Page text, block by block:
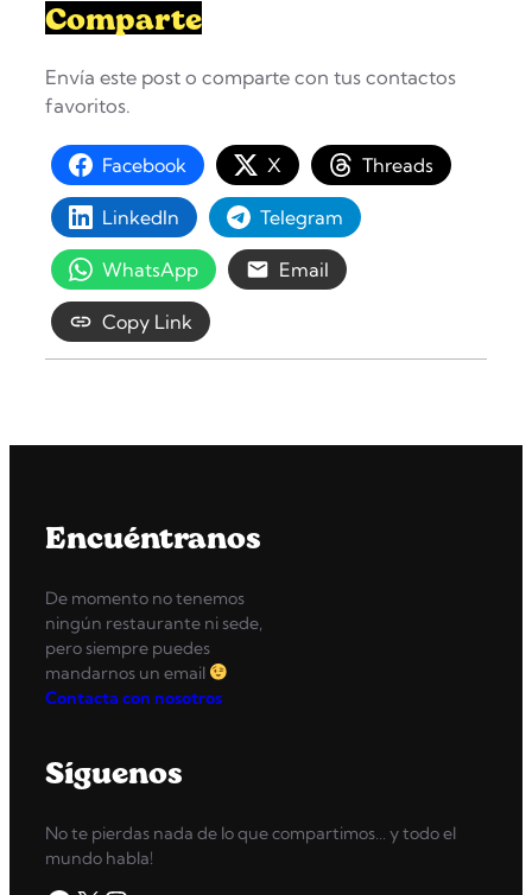
Comparte
Envía este post o comparte con tus contactos
favoritos.
Facebook X Threads
LinkedIn Telegram
WhatsApp Email
Copy Link
Encuéntranos
De momento no tenemos
ningún restaurante ni sede,
pero siempre puedes
mandarnos un email
Contacta con nosotros
Síguenos
No te pierdas nada de lo que compartimos… y todo el
mundo habla!